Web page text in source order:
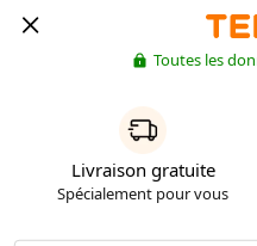
Toutes les
Livraison gratuite
Spécialement pour vous